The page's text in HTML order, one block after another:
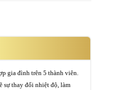
gia đình trên 5 thành viên.
sự thay đổi nhiệt độ, làm